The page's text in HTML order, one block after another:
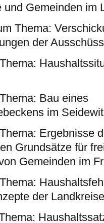
Gemeinden im
Thema:
der
Bau eines
im
Ergebnisse
Grundsätze für
Gemeinden im
der